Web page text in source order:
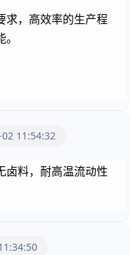
求，高效率的生产程
11:54:32
卤料，耐高温流动性